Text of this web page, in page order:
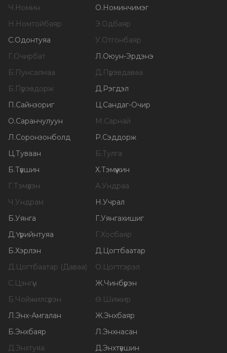
Ч . Номин О. Номинчимэг
Н . Номтойбаяр Э.Одбаяр
С.Одонтуяа У.Отгонбаяр
Г.Очирбат Л .Оюун-Эрдэнэ
Б. Пунсалмаа Д. Пүрэвдаваа
Б. Пүрэвдорж Д. Рэгдэл
П .Сайнзориг Ц.Сандаг-Очир
О.Саранчулуун М .Сарнай
Л .Соронзонболд Р.Сэддорж
Ц.Туваан Б.Тулга
Б.Түвшин Х.Тэмүүжин
Г.Тэмүүлэн А.Ундраа
Ч .Ундрам Н .Учрал
Б.Уянга Г.Уянгахишиг
Д.Үүрийнтуяа Г.Хосбаяр
Б.Хэрлэн Д. Цогтбаатар
Д. Цогтбаатар (Даваа) О. Цогтгэрэл
С. Цэнгүүн Ж.Чинбүрэн
Б.Чойжилсүрэн Ө. Шижир
Л .Энх-Амгалан Ж.Энхбаяр
Б.Энхбаяр Л .Энхнасан
Д.Энхтуяа Д.Энхтүвшин